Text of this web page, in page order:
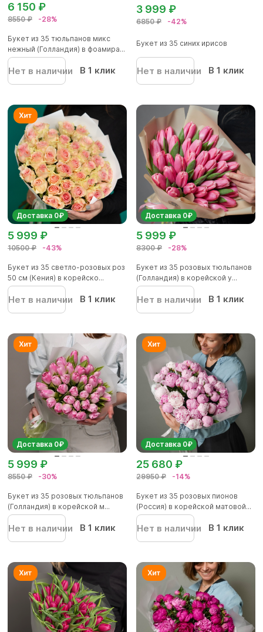
8550 ₽ -28%
6 150 ₽
Букет из 35 тюльпанов микс
нежный (Голландия) в фоамира...
Нет в наличии В 1 клик
6850 ₽ -42%
3 999 ₽
Букет из 35 синих ирисов
Нет в наличии В 1 клик
Доставка 0₽
10500 ₽ -43%
5 999 ₽
Букет из 35 светло-розовых роз
50 см (Кения) в корейско...
Нет в наличии В 1 клик
Доставка 0₽
8300 ₽ -28%
5 999 ₽
Букет из 35 розовых тюльпанов
(Голландия) в корейской у...
Нет в наличии В 1 клик
Доставка 0₽
8550 ₽ -30%
5 999 ₽
Букет из 35 розовых тюльпанов
(Голландия) в корейской м...
Нет в наличии В 1 клик
Доставка 0₽
29950 ₽ -14%
25 680 ₽
Букет из 35 розовых пионов
(Россия) в корейской матовой...
Нет в наличии В 1 клик